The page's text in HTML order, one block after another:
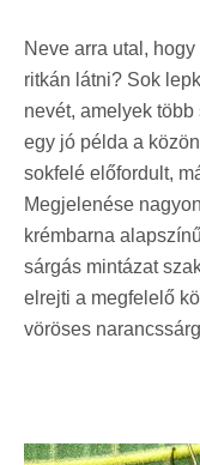
Neve arra utal,
ritkán látni? Sok
nevét, amelyek
egy jó példa a
sokfelé előfordult,
Megjelenése
krémbarna
sárgás mintázat
elrejti a megfelelő
vöröses